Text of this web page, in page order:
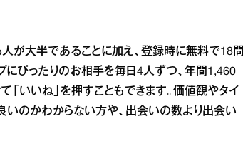
が大半であることに加え、登録時に無料で18
ぴったりのお相手を毎日4人ずつ、年間1,460
「いいね」を押すこともできます。価値観やタイ
いのかわからない方や、出会いの数より出会い